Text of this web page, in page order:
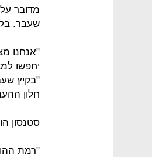
שעבר. בקיץ 2016 הוציאו הקבוצות 865
"אנחנו
יחפשו
חלון
סטנסון
"רמת